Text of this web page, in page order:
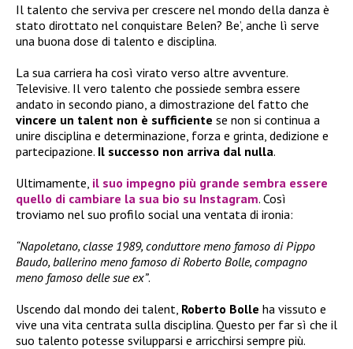
Il talento che serviva per crescere nel mondo della danza è
stato dirottato nel conquistare Belen? Be’, anche lì serve
una buona dose di talento e disciplina.
La sua carriera ha così virato verso altre avventure.
Televisive. Il vero talento che possiede sembra essere
andato in secondo piano, a dimostrazione del fatto che
vincere un talent non è sufficiente se non si continua a
unire disciplina e determinazione, forza e grinta, dedizione e
partecipazione. Il successo non arriva dal nulla.
Ultimamente, il suo impegno più grande sembra essere
quello di cambiare la sua bio su Instagram. Così
troviamo nel suo profilo social una ventata di ironia:
“Napoletano, classe 1989, conduttore meno famoso di Pippo
Baudo, ballerino meno famoso di Roberto Bolle, compagno
meno famoso delle sue ex”.
Uscendo dal mondo dei talent, Roberto Bolle ha vissuto e
vive una vita centrata sulla disciplina. Questo per far sì che il
suo talento potesse svilupparsi e arricchirsi sempre più.